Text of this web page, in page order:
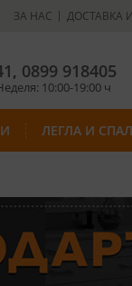
ЗА НАС ДОСТАВКА
, 0899 918405
10:00-19:00 ч
ЛЕГЛА И